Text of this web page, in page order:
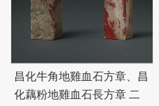
昌化牛角地雞血石方章、昌
化藕粉地雞血石長方章 二